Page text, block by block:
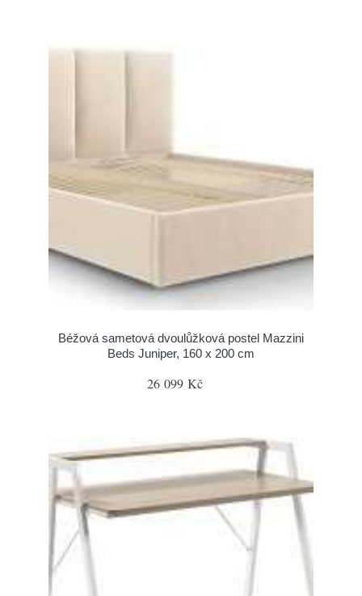
Béžová sametová dvoulůžková postel Mazzini
Beds Juniper, 160 x 200 cm
26 099 Kč